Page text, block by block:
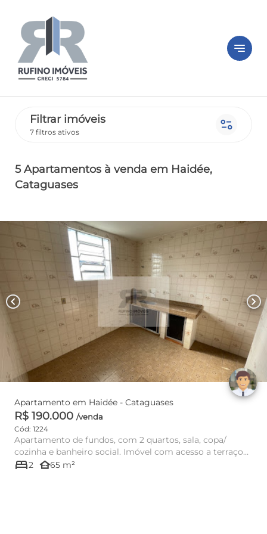
notes
Filtrar imóveis
7 filtros ativos page_info
5 Apartamentos à venda em Haidée,
Cataguases
chevron_left chevron_right
Apartamento em Haidée - Cataguases
R$ 190.000 /venda
Cód: 1224
Apartamento de fundos, com 2 quartos, sala, copa/
cozinha e banheiro social. Imóvel com acesso a terraço
comum com outra...
bed2 other_houses65 m²